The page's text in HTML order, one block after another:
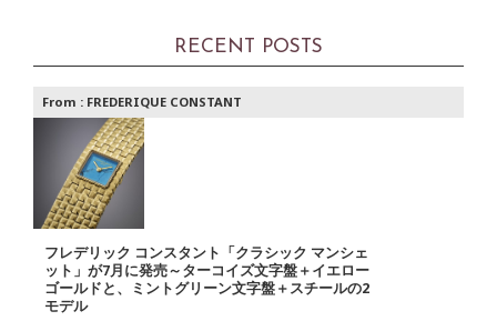
RECENT POSTS
From : FREDERIQUE CONSTANT
フレデリック コンスタント「クラシック マンシェ
ット」が7月に発売～ターコイズ文字盤＋イエロー
ゴールドと、ミントグリーン文字盤＋スチールの2
モデル